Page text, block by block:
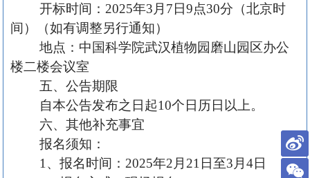
开标时间： 2025年3 月 7日9点30分（北京时
间）（如有调整另行通知）
地点：中国科学院武汉植物园磨山园区办公
楼二楼会议室
五、公告期限
自本公告发布之日起10个日历日以上。
六、其他补充事宜
报名须知：
1、报名时间：2025年2月 21 日至3 月4日